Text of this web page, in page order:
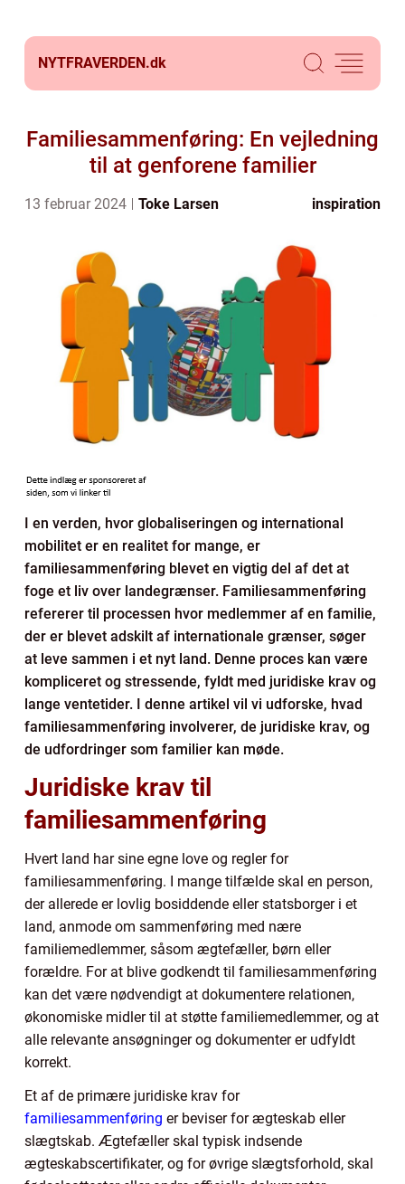
NYTFRAVERDEN.dk
Familiesammenføring: En vejledning
til at genforene familier
13 februar 2024 Toke Larsen inspiration
I en verden, hvor globaliseringen og international
mobilitet er en realitet for mange, er
familiesammenføring blevet en vigtig del af det at
foge et liv over landegrænser. Familiesammenføring
refererer til processen hvor medlemmer af en familie,
der er blevet adskilt af internationale grænser, søger
at leve sammen i et nyt land. Denne proces kan være
kompliceret og stressende, fyldt med juridiske krav og
lange ventetider. I denne artikel vil vi udforske, hvad
familiesammenføring involverer, de juridiske krav, og
de udfordringer som familier kan møde.
Juridiske krav til
familiesammenføring
Hvert land har sine egne love og regler for
familiesammenføring. I mange tilfælde skal en person,
der allerede er lovlig bosiddende eller statsborger i et
land, anmode om sammenføring med nære
familiemedlemmer, såsom ægtefæller, børn eller
forældre. For at blive godkendt til familiesammenføring
kan det være nødvendigt at dokumentere relationen,
økonomiske midler til at støtte familiemedlemmer, og at
alle relevante ansøgninger og dokumenter er udfyldt
korrekt.
Et af de primære juridiske krav for
familiesammenføring er beviser for ægteskab eller
slægtskab. Ægtefæller skal typisk indsende
ægteskabscertifikater, og for øvrige slægtsforhold, skal